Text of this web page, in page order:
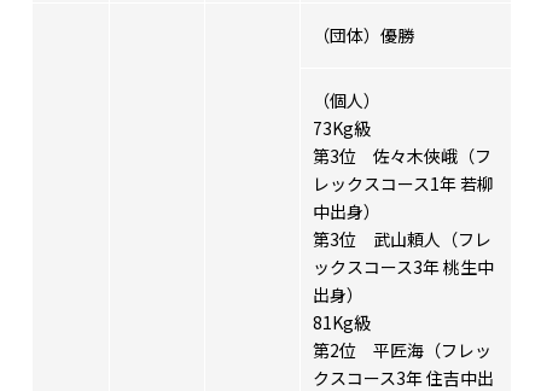
（団体）優勝
（個人）
73Kg級
第3位 佐々木俠峨（フ
レックスコース1年 若柳
中出身）
第3位 武山頼人（フレ
ックスコース3年 桃生中
出身）
81Kg級
第2位 平匠海（フレッ
クスコース3年 住吉中出